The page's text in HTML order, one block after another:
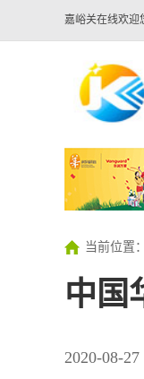
嘉峪关在线欢迎
当前位置：
中国
2020-08-27